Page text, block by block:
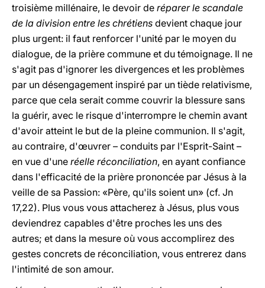
troisième millénaire, le devoir de réparer le scandale
de la division entre les chrétiens devient chaque jour
plus urgent: il faut renforcer l'unité par le moyen du
dialogue, de la prière commune et du témoignage. Il ne
s'agit pas d'ignorer les divergences et les problèmes
par un désengagement inspiré par un tiède relativisme,
parce que cela serait comme couvrir la blessure sans
la guérir, avec le risque d'interrompre le chemin avant
d'avoir atteint le but de la pleine communion. Il s'agit,
au contraire, d'œuvrer – conduits par l'Esprit-Saint –
en vue d'une réelle réconciliation, en ayant confiance
dans l'efficacité de la prière prononcée par Jésus à la
veille de sa Passion: «Père, qu'ils soient un» (cf. Jn
17,22). Plus vous vous attacherez à Jésus, plus vous
deviendrez capables d'être proches les uns des
autres; et dans la mesure où vous accomplirez des
gestes concrets de réconciliation, vous entrerez dans
l'intimité de son amour.